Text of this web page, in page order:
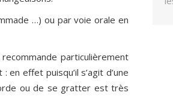
…) ou par voie orale en
particulièrement
effet puisqu’il s’agit d’une
ou de se gratter est très
d'urgence avec
les chiens et
Comme vous,